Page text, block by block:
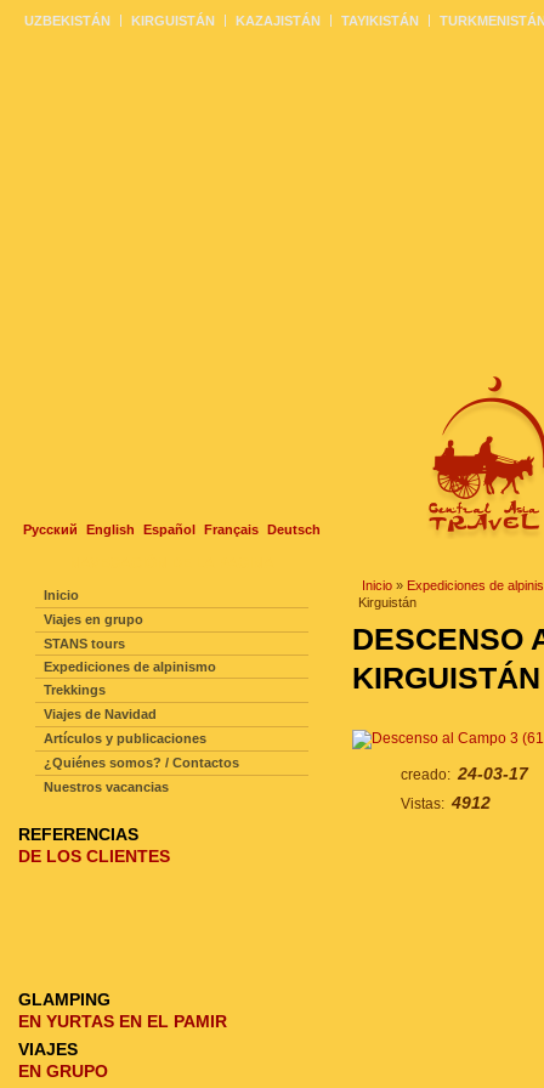
Русский English Español Français Deutsch
UZBEKISTÁN KIRGUISTÁN KAZAJISTÁN TAYIKISTÁN
Inicio » Expediciones de
Kirguistán
DESCENSO
KIRGUISTÁN
creado: 24-03-17
Vistas: 4912
Inicio
Viajes en grupo
STANS tours
Expediciones de alpinismo
Trekkings
Viajes de Navidad
Artículos y publicaciones
¿Quiénes somos? / Contactos
Nuestros vacancias
REFERENCIAS
DE LOS CLIENTES
GLAMPING
EN YURTAS EN EL PAMIR
VIAJES
EN GRUPO